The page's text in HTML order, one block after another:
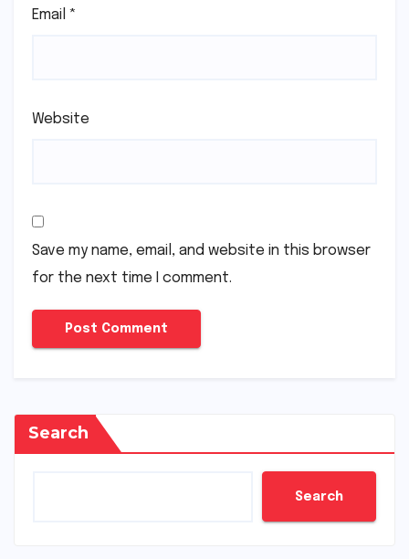
Email *
Website
Save my name, email, and website in this browser
for the next time I comment.
Search
Search